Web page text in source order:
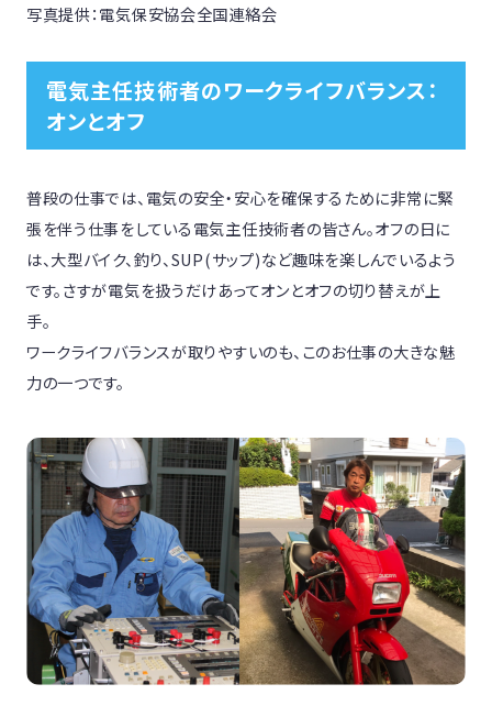
写真提供：電気保安協会全国連絡会
電気主任技術者のワークライフバランス：
オンとオフ
普段の仕事では、電気の安全・安心を確保するために非常に緊
張を伴う仕事をしている電気主任技術者の皆さん。オフの日に
は、大型バイク、釣り、SUP(サップ)など趣味を楽しんでいるよう
です。さすが電気を扱うだけあってオンとオフの切り替えが上
手。
ワークライフバランスが取りやすいのも、このお仕事の大きな魅
力の一つです。